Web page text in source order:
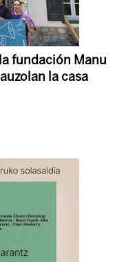
fundación Manu
la casa